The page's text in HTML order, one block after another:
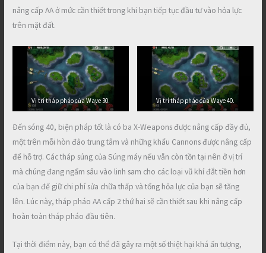
nâng cấp AA ở mức cần thiết trong khi bạn tiếp tục đầu tư vào hỏa lực
trên mặt đất.
Vị trí tháp pháo của Wave 30. Vị trí tháp pháo của Wave 40.
Đến sóng 40, biện pháp tốt là có ba X-Weapons được nâng cấp đầy đủ,
một trên mỗi hòn đảo trung tâm và những khẩu Cannons được nâng cấp
để hỗ trợ. Các tháp súng của Súng máy nếu vẫn còn tồn tại nên ở vị trí
mà chúng đang ngấm sâu vào linh sam cho các loại vũ khí đắt tiền hơn
của bạn để giữ chi phí sửa chữa thấp và tổng hỏa lực của bạn sẽ tăng
lên. Lúc này, tháp pháo AA cấp 2 thứ hai sẽ cần thiết sau khi nâng cấp
hoàn toàn tháp pháo đầu tiên.
Tại thời điểm này, bạn có thể đã gây ra một số thiệt hại khá ấn tượng,